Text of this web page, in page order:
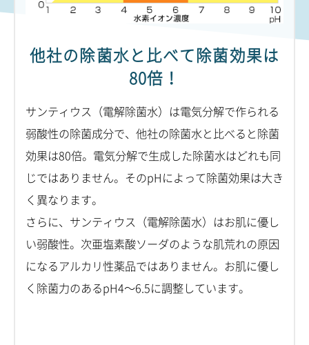
他社の除菌水と比べて除菌効果は
80倍！
サンティウス（電解除菌水）は電気分解で作られる
弱酸性の除菌成分で、他社の除菌水と比べると除菌
効果は80倍。電気分解で生成した除菌水はどれも同
じではありません。そのpHによって除菌効果は大き
く異なります。
さらに、サンティウス（電解除菌水）はお肌に優し
い弱酸性。次亜塩素酸ソーダのような肌荒れの原因
になるアルカリ性薬品ではありません。お肌に優し
く除菌力のあるpH4～6.5に調整しています。